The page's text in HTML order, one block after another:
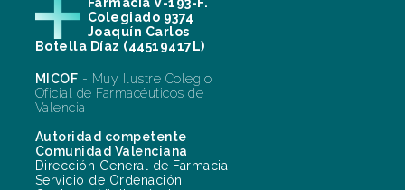
Colegiado 9374
Joaquín Carlos
Botella Díaz (44519417L)
MICOF - Muy Ilustre Colegio
Oficial de Farmacéuticos de
Valencia
Autoridad competente
Comunidad Valenciana
Dirección General de Farmacia
Servicio de Ordenación,